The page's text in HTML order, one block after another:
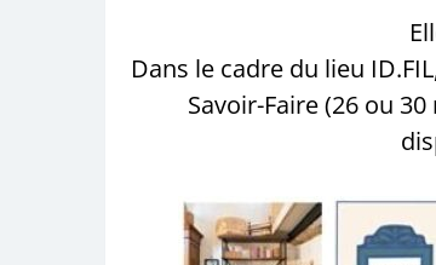
Dans le cadre du lieu
Savoir-Faire (26 ou